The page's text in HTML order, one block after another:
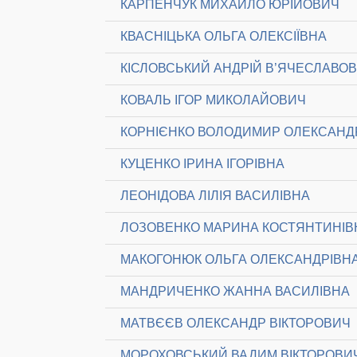
КАРПЕНЧУК МИХАЙЛО ЮРІЙОВИЧ
КВАСНІЦЬКА ОЛЬГА ОЛЕКСІЇВНА
КІСЛОВСЬКИЙ АНДРІЙ
КОВАЛЬ ІГОР МИКОЛАЙОВИЧ
КОРНІЄНКО ВОЛОДИМИР
КУЦЕНКО ІРИНА ІГОРІВНА
ЛЕОНІДОВА ЛІЛІЯ ВАСИЛІВНА
ЛОЗОВЕНКО МАРИНА
МАКОГОНЮК ОЛЬГА
МАНДРИЧЕНКО ЖАННА ВАСИЛІВНА
МАТВЄЄВ ОЛЕКСАНДР ВІКТОРОВИЧ